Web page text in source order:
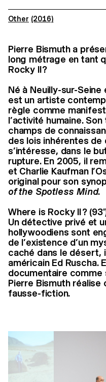
Other (2016)
Pierre Bismuth a
long métrage en tant
Rocky II ?
Né à Neuilly-sur-
est un artiste
règle comme
l’activité humaine.
champs de
des lois inhérentes de
s’intéresse, dans le
rupture. En 2005, il
et Charlie Kaufman
original pour son
of the Spotless Mind.
Where is Rocky II ?
Un détective privé et
hollywoodiens sont
de l’existence d’un
caché dans le désert,
américain Ed Ruscha.
documentaire comme
Pierre Bismuth réalise
fausse-fiction.